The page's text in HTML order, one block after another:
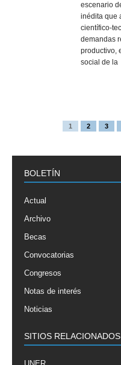
escenario
inédita que
científico-
demandas
productivo,
social de la
1 2 3
BOLETÍN
Actual
Archivo
Becas
Convocatorias
Congresos
Notas de interés
Noticias
SITIOS RELACIONADOS